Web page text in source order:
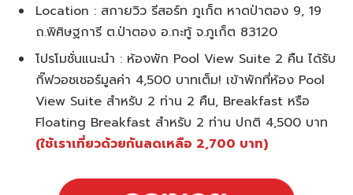
Location : สกายวิว รีสอร์ท ภูเก็ต หาดป่าตอง 9, 19
ถ.พิศิษฐการี ต.ป่าตอง อ.กะทู้ จ.ภูเก็ต 83120
โปรโมชั่นแนะนำ : ห้องพัก Pool View Suite 2 คืน ได้รับ
กิ๊ฟวอชเชอร์มูลค่า 4,500 บาทเต็ม! เข้าพักที่ห้อง Pool
View Suite สำหรับ 2 ท่าน 2 คืน, Breakfast หรือ
Floating Breakfast สำหรับ 2 ท่าน ปกติ 4,500 บาท
(ใช้เราเที่ยวด้วยกันลดเหลือ 2,700 บาท)